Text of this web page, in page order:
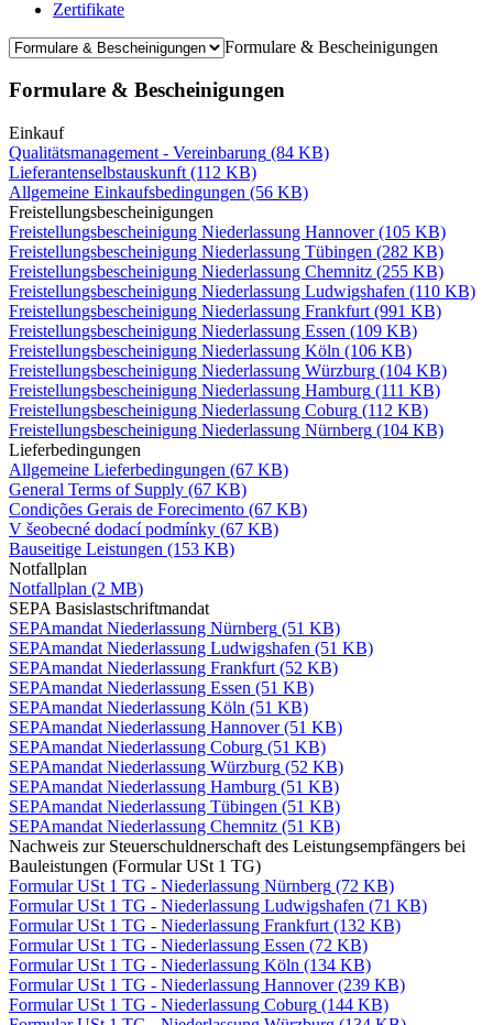
Zertifikate
Formulare & Bescheinigungen
Formulare & Bescheinigungen
Einkauf
Qualitätsmanagement - Vereinbarung (84 KB)
Lieferantenselbstauskunft (112 KB)
Allgemeine Einkaufsbedingungen (56 KB)
Freistellungsbescheinigungen
Freistellungsbescheinigung Niederlassung Hannover(105 KB)
Freistellungsbescheinigung Niederlassung Tübingen (282 KB)
Freistellungsbescheinigung Niederlassung Chemnitz (255 KB)
Freistellungsbescheinigung Niederlassung Ludwigshafen (110 KB)
Freistellungsbescheinigung Niederlassung Frankfurt (991 KB)
Freistellungsbescheinigung Niederlassung Essen (109 KB)
Freistellungsbescheinigung Niederlassung Köln (106 KB)
Freistellungsbescheinigung Niederlassung Würzburg (104 KB)
Freistellungsbescheinigung Niederlassung Hamburg (111 KB)
Freistellungsbescheinigung Niederlassung Coburg (112 KB)
Freistellungsbescheinigung Niederlassung Nürnberg (104 KB)
Lieferbedingungen
Allgemeine Lieferbedingungen (67 KB)
General Terms of Supply (67 KB)
Condições Gerais de Forecimento (67 KB)
V šeobecné dodací podmínky (67 KB)
Bauseitige Leistungen (153 KB)
Notfallplan
Notfallplan (2 MB)
SEPA Basislastschriftmandat
SEPAmandat Niederlassung Nürnberg (51 KB)
SEPAmandat Niederlassung Ludwigshafen (51 KB)
SEPAmandat Niederlassung Frankfurt (52 KB)
SEPAmandat Niederlassung Essen (51 KB)
SEPAmandat Niederlassung Köln (51 KB)
SEPAmandat Niederlassung Hannover(51 KB)
SEPAmandat Niederlassung Coburg (51 KB)
SEPAmandat Niederlassung Würzburg (52 KB)
SEPAmandat Niederlassung Hamburg (51 KB)
SEPAmandat Niederlassung Tübingen (51 KB)
SEPAmandat Niederlassung Chemnitz (51 KB)
Nachweis zur Steuerschuldnerschaft des Leistungsempfängers bei
Bauleistungen (Formular USt 1 TG)
Formular USt 1 TG - Niederlassung Nürnberg (72 KB)
Formular USt 1 TG - Niederlassung Ludwigshafen (71 KB)
Formular USt 1 TG - Niederlassung Frankfurt (132 KB)
Formular USt 1 TG - Niederlassung Essen (72 KB)
Formular USt 1 TG - Niederlassung Köln (134 KB)
Formular USt 1 TG - Niederlassung Hannover(239 KB)
Formular USt 1 TG - Niederlassung Coburg (144 KB)